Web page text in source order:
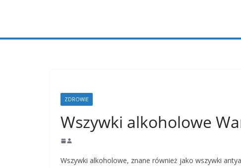
ZDROWIE
Wszywki alkoholowe
Wszywki alkoholowe, znane również jako wszywki